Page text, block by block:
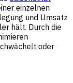
einzelnen
und Umsatz
hält. Durch die
oder